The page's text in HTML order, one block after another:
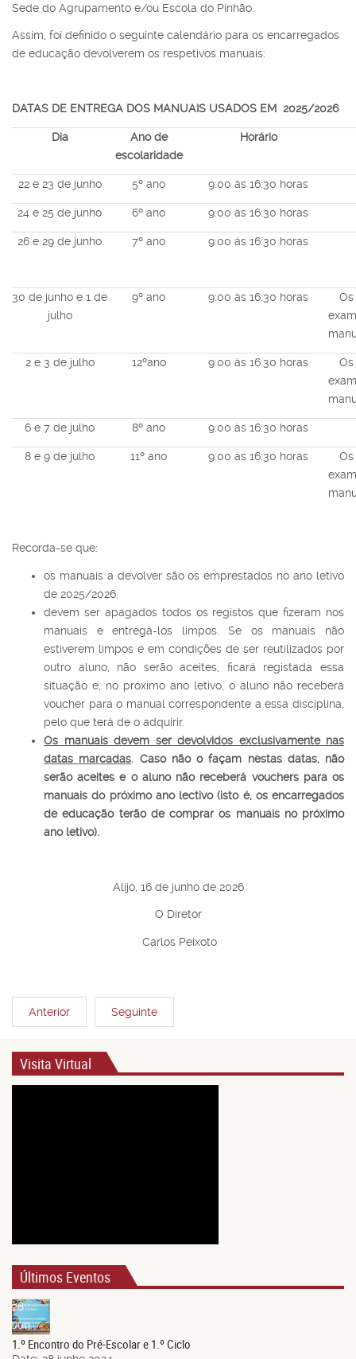
Sede do Agrupamento e/ou Escola do Pinhão.
Assim, foi definido o seguinte calendário para os encarregados
de educação devolverem os respetivos manuais:
DATAS DE ENTREGA DOS MANUAIS USADOS EM 2025/2026
Dia
Ano de
escolaridade
Horário
22 e 23 de junho 5º ano 9:00 às 16:30 horas
24 e 25 de junho 6º ano 9:00 às 16:30 horas
26 e 29 de junho 7º ano 9:00 às 16:30 horas
30 de junho e 1 de
julho
9º ano 9:00 às 16:30 horas
2 e 3 de julho 12ºano 9:00 às 16:30 horas
6 e 7 de julho 8º ano 9:00 às 16:30 horas
8 e 9 de julho 11º ano 9:00 às 16:30 horas
Recorda-se que:
os manuais a devolver são os emprestados no ano letivo
de 2025/2026.
devem ser apagados todos os registos que fizeram nos
manuais e entregá-los limpos. Se os manuais não
estiverem limpos e em condições de ser reutilizados por
outro aluno, não serão aceites, ficará registada essa
situação e, no próximo ano letivo, o aluno não receberá
voucher para o manual correspondente a essa disciplina,
pelo que terá de o adquirir.
Os manuais devem ser devolvidos exclusivamente nas
datas marcadas. Caso não o façam nestas datas, não
serão aceites e o aluno não receberá vouchers para os
manuais do próximo ano lectivo (isto é, os encarregados
de educação terão de comprar os manuais no próximo
ano letivo).
Alijó, 16 de junho de 2026
O Diretor
Carlos Peixoto
Anterior Seguinte
Visita Virtual
Últimos Eventos
28
Jun.
1.º Encontro do Pré-Escolar e 1.º Ciclo